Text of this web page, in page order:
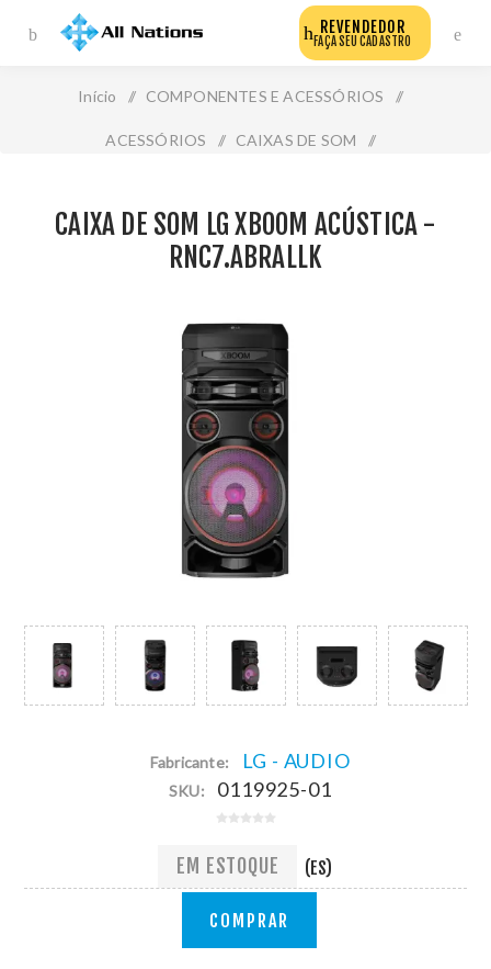
REVENDEDOR
FAÇA SEU CADASTRO
Início / COMPONENTES E ACESSÓRIOS /
ACESSÓRIOS / CAIXAS DE SOM /
CAIXA DE SOM LG XBOOM ACÚSTICA -
RNC7.ABRALLK
Fabricante: LG - AUDIO
SKU: 0119925-01
EM ESTOQUE (ES)
COMPRAR